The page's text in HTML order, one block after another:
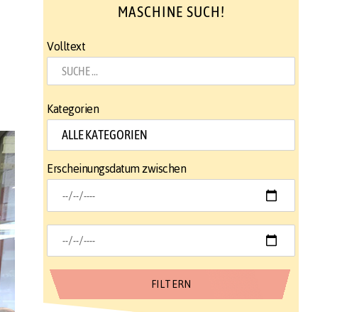
MASCHINE SUCH!
Volltext
Kategorien
Erscheinungsdatum zwischen